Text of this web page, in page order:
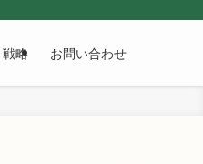
戦略 お問い合わせ